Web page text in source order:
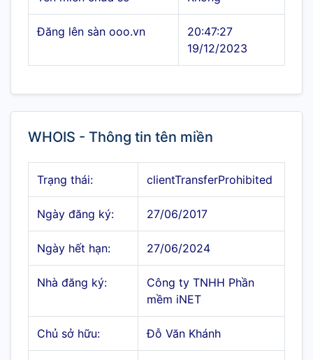
Đăng lên sàn ooo.vn
20:47:27
19/12/2023
WHOIS - Thông tin tên miền
Trạng thái: clientTransferProhibited
Ngày đăng ký: 27/06/2017
Ngày hết hạn: 27/06/2024
Nhà đăng ký:
Công ty TNHH Phần
mềm iNET
Chủ sở hữu: Đỗ Văn Khánh